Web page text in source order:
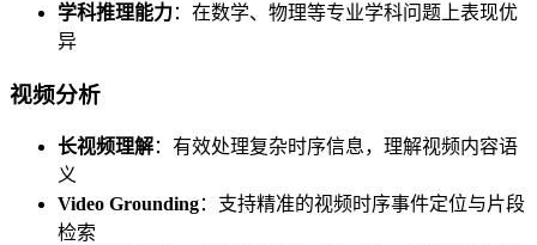
学科推理能力：在数学、物理等专业学科问题上表现优
异
视频分析
长视频理解：有效处理复杂时序信息，理解视频内容语
义
Video Grounding：支持精准的视频时序事件定位与片段
检索